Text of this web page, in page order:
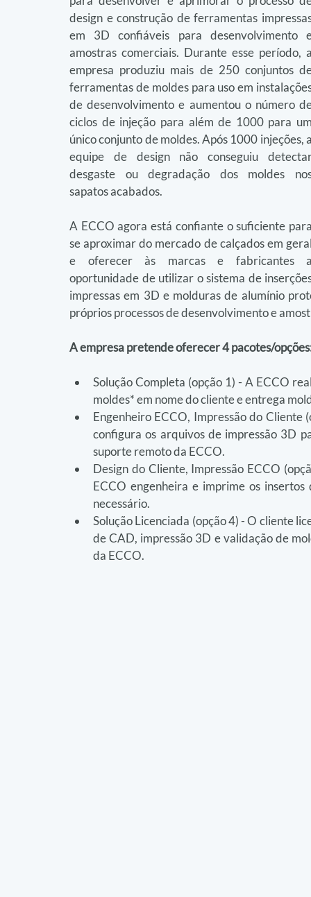
design e construção de ferramentas
em 3D confiáveis para desenvolvimento
amostras comerciais. Durante esse período,
empresa produziu mais de 250 conjuntos
ferramentas de moldes para uso em
de desenvolvimento e aumentou o número
ciclos de injeção para além de 1000 para
único conjunto de moldes. Após 1000 injeções,
equipe de design não conseguiu
desgaste ou degradação dos moldes
sapatos acabados.
A ECCO agora está confiante o suficiente
se aproximar do mercado de calçados em
e oferecer às marcas e fabricantes
oportunidade de utilizar o sistema de
impressas em 3D e molduras de alumínio
próprios processos de desenvolvimento e
A empresa pretende oferecer 4 pacotes/
Solução Completa (opção 1) - A ECCO
moldes* em nome do cliente e entrega
Engenheiro ECCO, Impressão do
configura os arquivos de impressão 3D
suporte remoto da ECCO.
Design do Cliente, Impressão ECCO
ECCO engenheira e imprime os
necessário.
Solução Licenciada (opção 4) - O cliente
de CAD, impressão 3D e validação de
da ECCO.